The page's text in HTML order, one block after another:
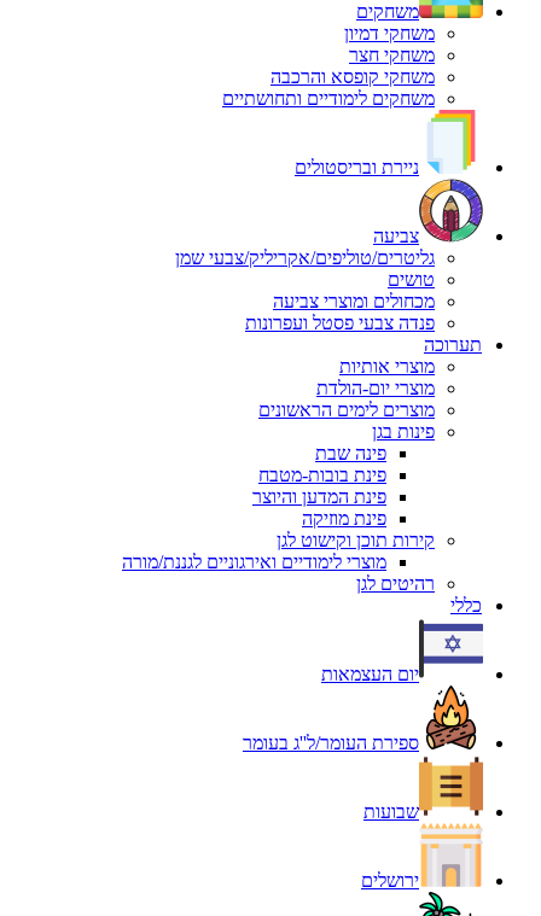
משחקים
משחקי דמיון
משחקי חצר
משחקי קופסא והרכבה
משחקים לימודיים ותחושתיים
ניירת ובריסטולים
צביעה
גליטרים/טוליפים/אקריליק/צבעי שמן
טושים
מכחולים ומוצרי צביעה
פנדה צבעי פסטל ועפרונות
תערוכה
מוצרי אותיות
מוצרי יום-הולדת
מוצרים לימים הראשונים
פינות בגן
פינה שבת
פינת בובות-מטבח
פינת המדען והיוצר
פינת מוזיקה
קירות תוכן וקישוט לגן
מוצרי לימודיים ואירגוניים לגננת/מורה
רהיטים לגן
כללי
יום העצמאות
ספירת העומר/ל''ג בעומר
שבועות
ירושלים